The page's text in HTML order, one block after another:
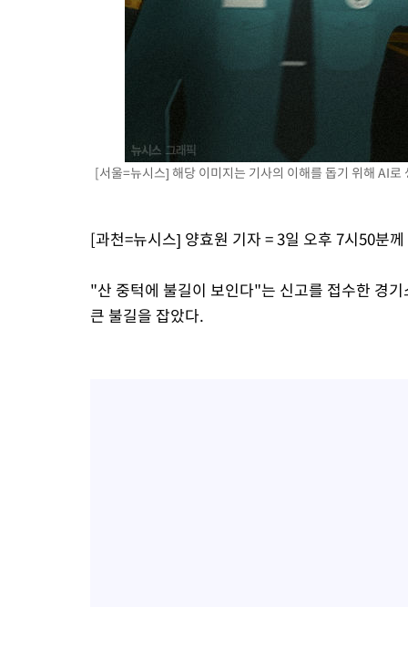
[서울=뉴시스] 해당 이미지는 기사의 이해를 돕기 위해 AI
[과천=뉴시스] 양효원 기자 = 3일 오후 7시50분
"산 중턱에 불길이 보인다"는 신고를 접수한 경
큰 불길을 잡았다.